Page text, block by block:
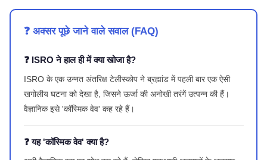
❓ अक्सर पूछे जाने वाले सवाल (FAQ)
❓ ISRO ने हाल ही में क्या खोजा है?
ISRO के एक उन्नत अंतरिक्ष टेलीस्कोप ने ब्रह्मांड में पहली बार एक ऐसी
खगोलीय घटना को देखा है, जिसने ऊर्जा की अनोखी तरंगें उत्पन्न की हैं।
वैज्ञानिक इसे 'कॉस्मिक वेव' कह रहे हैं।
❓ यह 'कॉस्मिक वेव' क्या है?